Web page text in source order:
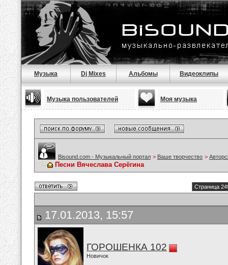
Музыка Dj Mixes Альбомы Видеоклипы
Музыка пользователей Моя музыка
Bisound.com - Музыкальный портал > Ваше творчество >
Песни Вячеслава Серёгина
Страница
17.01.2013, 15:57
ГОРОШЕНКА 102
Новичок